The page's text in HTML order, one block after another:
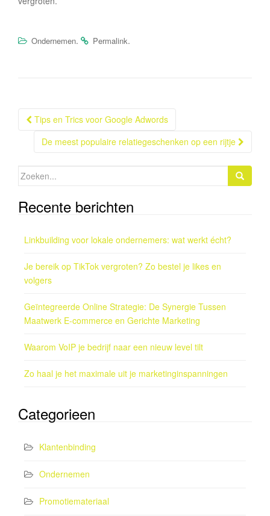
Ondernemen. Permalink.
Berichtnavigatie
Tips en Trics voor Google Adwords
De meest populaire relatiegeschenken op een rijtje
Zoeken
Recente berichten
Linkbuilding voor lokale ondernemers: wat werkt écht?
Je bereik op TikTok vergroten? Zo bestel je likes en
volgers
Geïntegreerde Online Strategie: De Synergie Tussen
Maatwerk E-commerce en Gerichte Marketing
Waarom VoIP je bedrijf naar een nieuw level tilt
Zo haal je het maximale uit je marketinginspanningen
Categorieen
Klantenbinding
Ondernemen
Promotiemateriaal